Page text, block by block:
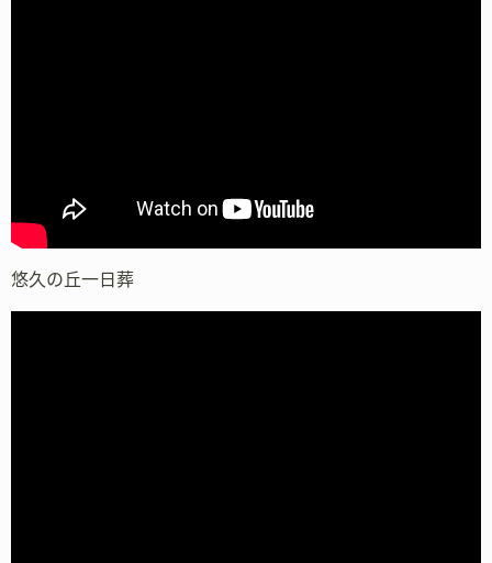
悠久の丘一日葬